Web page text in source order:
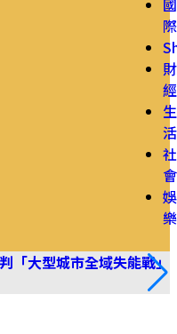
國
際
財
經
生
活
社
會
娛
樂
大型城市全域失能戰」